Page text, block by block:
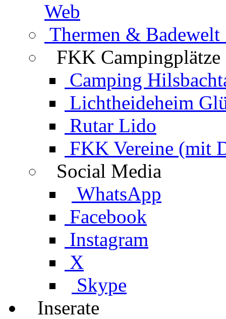
Web
Thermen & Badewelt
FKK Campingplätze
Camping
Lichtheideheim
Rutar Lido
FKK Vereine (mit
Social Media
WhatsApp
Facebook
Instagram
X
Skype
Inserate